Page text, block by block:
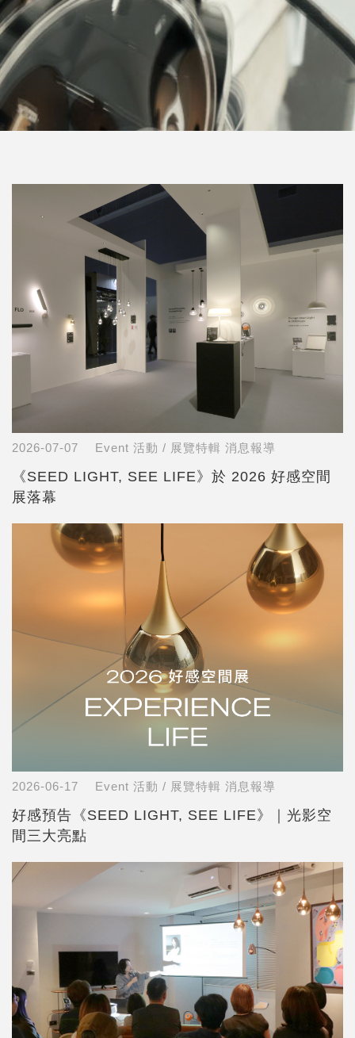
Event 活動 / 展覽特輯 消息報導
2026-07-07
《SEED LIGHT, SEE LIFE》於 2026 好感空間
展落幕
Event 活動 / 展覽特輯 消息報導
2026-06-17
好感預告《SEED LIGHT, SEE LIFE》｜光影空
間三大亮點